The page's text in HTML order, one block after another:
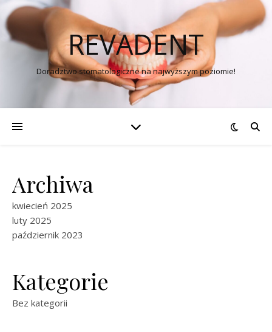
REVADENT
Doradztwo stomatologiczne na najwyższym poziomie!
Archiwa
kwiecień 2025
luty 2025
październik 2023
Kategorie
Bez kategorii